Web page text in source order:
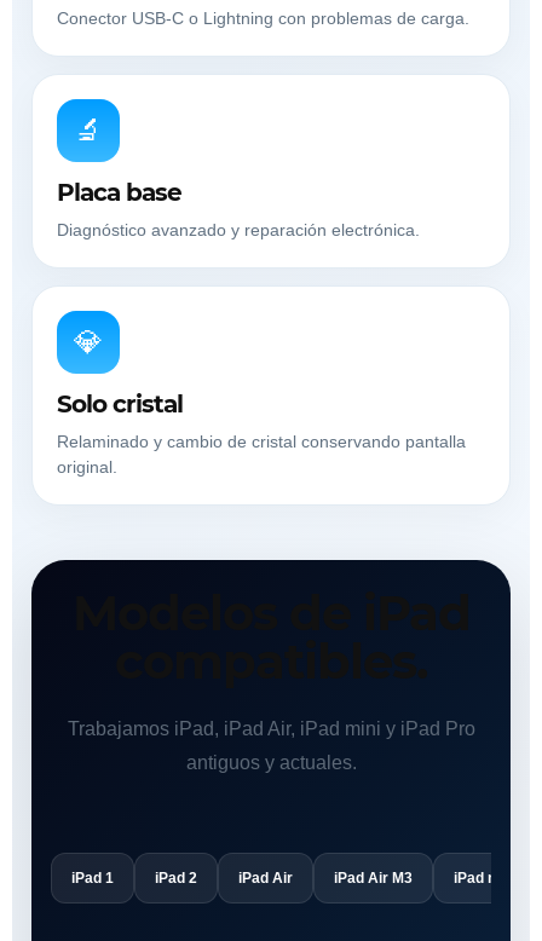
Conector USB-C o Lightning con problemas de carga.
🔬
Placa base
Diagnóstico avanzado y reparación electrónica.
💎
Solo cristal
Relaminado y cambio de cristal conservando pantalla
original.
Modelos de iPad
compatibles.
Trabajamos iPad, iPad Air, iPad mini y iPad Pro
antiguos y actuales.
iPad 1 iPad 2 iPad Air iPad Air M3 iPad mini